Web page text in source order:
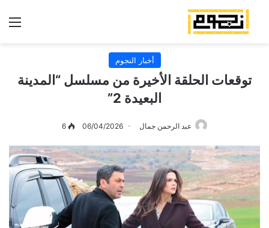
أخبار النجوم
توقعات الحلقة الأخيرة من مسلسل “المدينة
البعيدة 2”
عبد الرحمن جمال 06/04/2026
6